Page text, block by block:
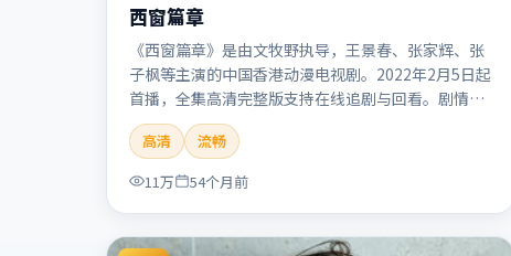
西窗篇章
《西窗篇章》是由文牧野执导，王景春、张家辉、张
子枫等主演的中国香港动漫电视剧。2022年2月5日起
首播，全集高清完整版支持在线追剧与回看。剧情与
看点：画风鲜明，想象力丰富，剧情适合青少年与动
画爱好者。本片适合检索「西窗篇章」「文牧野」
「动漫」「中国香港」「2022」「2022-02-05上
映」等关键词的影迷阅读简介与主创信息。
高清
流畅
11万
54个月前